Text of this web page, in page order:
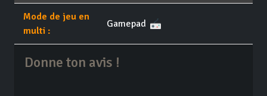
Mode de jeu en
multi :
Gamepad
Donne ton avis !